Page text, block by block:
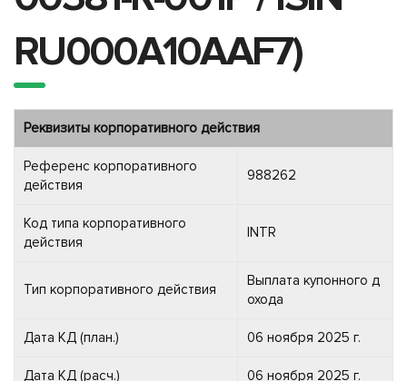
RU000A10AAF7)
Реквизиты корпоративного действия
Референс корпоративного
действия
988262
Код типа корпоративного
действия
INTR
Тип корпоративного действия
Выплата купонного д
охода
Дата КД (план.) 06 ноября 2025 г.
Дата КД (расч.) 06 ноября 2025 г.